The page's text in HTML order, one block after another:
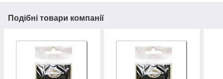
Подібні товари компанії